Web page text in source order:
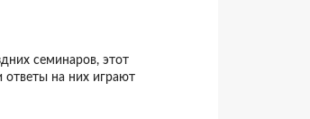
семинаров, этот
на них играют